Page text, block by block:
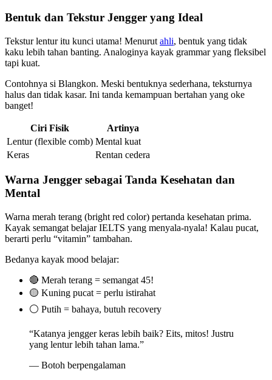
Bentuk dan Tekstur Jengger yang Ideal
Tekstur lentur itu kunci utama! Menurut ahli, bentuk yang tidak
kaku lebih tahan banting. Analoginya kayak grammar yang fleksibel
tapi kuat.
Contohnya si Blangkon. Meski bentuknya sederhana, teksturnya
halus dan tidak kasar. Ini tanda kemampuan bertahan yang oke
banget!
Ciri Fisik
Artinya
Lentur (flexible comb) Mental kuat
Keras
Rentan cedera
Warna Jengger sebagai Tanda Kesehatan dan
Mental
Warna merah terang (bright red color) pertanda kesehatan prima.
Kayak semangat belajar IELTS yang menyala-nyala! Kalau pucat,
berarti perlu “vitamin” tambahan.
Bedanya kayak mood belajar:
🔴 Merah terang = semangat 45!
🟡 Kuning pucat = perlu istirahat
⚪ Putih = bahaya, butuh recovery
“Katanya jengger keras lebih baik? Eits, mitos! Justru
yang lentur lebih tahan lama.”
— Botoh berpengalaman